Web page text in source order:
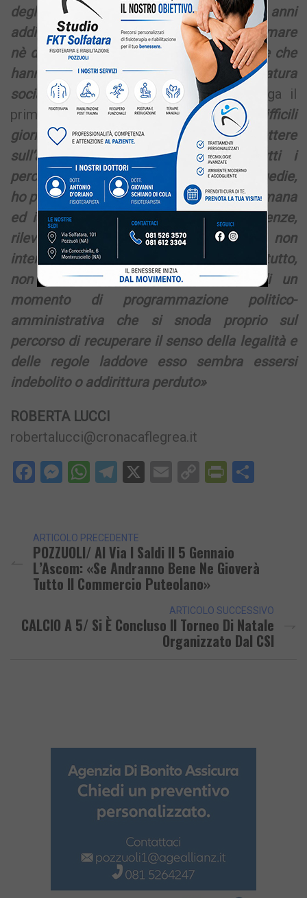
degli abbattimenti. Una politica che negli anni
addietro non è stata capace di programmare
nè di dettare linee guida. Gravi mancanze che
hanno dato vita ai gravi problemi di natura
sociale che tutti noi conosciamo –
spiega il
primo cittadino.
Ma nel corso di queste difficili
giornate, trascorse anche a riflettere
sull’assoluta necessità di attivare tutti i
percorsi per evitare nel futuro simili tragedie,
ho preso atto dei sensi di una vicinanza umana
ed istituzionale che, pur con lievi differenze,
rilevano l’assoluta necessità di non
interrompere i sentieri avviati e soprattutto,
non privare l’Ente e la Collettività di un
momento di programmazione politico-
amministrativa che si snoda proprio sul
percorso di recuperare il senso della legalità e
delle regole laddove esso sembra essersi
indebolito o addirittura perduto»
ROBERTA LUCCI
robertalucci@cronacaflegrea.it
Facebook
Messenger
WhatsApp
Telegram
X EmailCopy
ARTICOLO PRECEDENTE
POZZUOLI/ Al Via I Saldi Il 5 Gennaio
L’Ascom: «Se Andranno Bene Ne Gioverà
Tutto Il Commercio Puteolano»
ARTICOLO SUCCESSIVO
CALCIO A 5/ Si È Concluso Il Torneo Di Natale
Organizzato Dal CSI